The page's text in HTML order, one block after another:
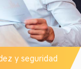
y seguridad